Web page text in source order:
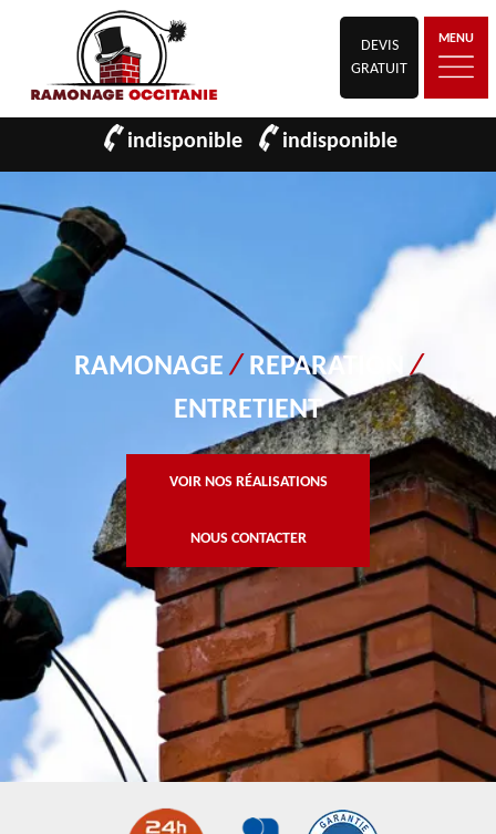
DEVIS
GRATUIT
MENU
indisponible indisponible
RAMONAGE/ REPARATION/
ENTRETIENT
VOIR NOS RÉALISATIONS
NOUS CONTACTER